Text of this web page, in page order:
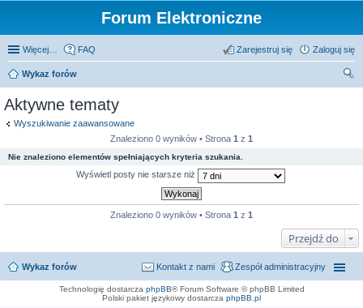
Forum Elektroniczne
Więcej… FAQ Zaloguj się
Zarejestruj się
Wykaz forów
Aktywne tematy
Wyszukiwanie zaawansowane
Znaleziono 0 wyników • Strona 1 z 1
Nie znaleziono elementów spełniających kryteria szukania.
Wyświetl posty nie starsze niż
Znaleziono 0 wyników • Strona 1 z 1
Przejdź do
Wykaz forów Zespół administracyjny
Kontakt z nami
Technologię dostarcza phpBB® Forum Software © phpBB Limited
Polski pakiet językowy dostarcza phpBB.pl